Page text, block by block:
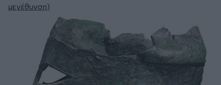
μεγέθυνση)